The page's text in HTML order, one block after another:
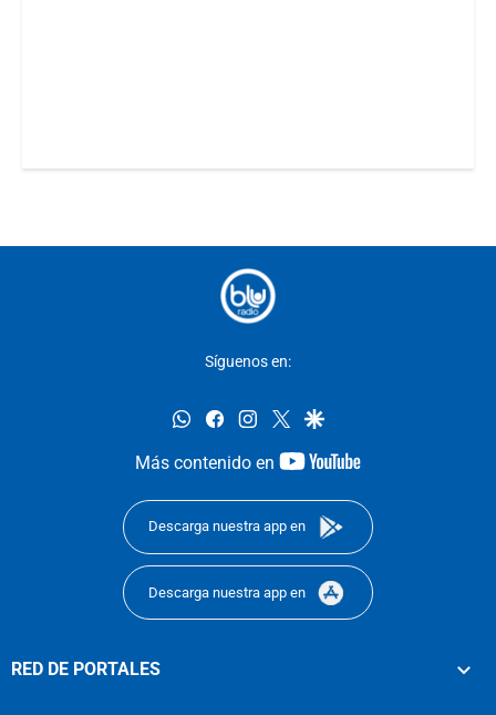
Síguenos en:
whatsappfacebookinstagram
twittergoogle
Más contenido en
youtube-
Descarga nuestra app en
Descarga nuestra app en
RED DE PORTALES